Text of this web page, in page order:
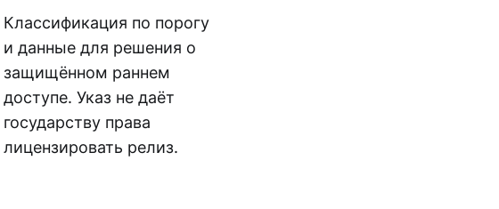
Классификация по порогу
и данные для решения о
защищённом раннем
доступе. Указ не даёт
государству права
лицензировать релиз.